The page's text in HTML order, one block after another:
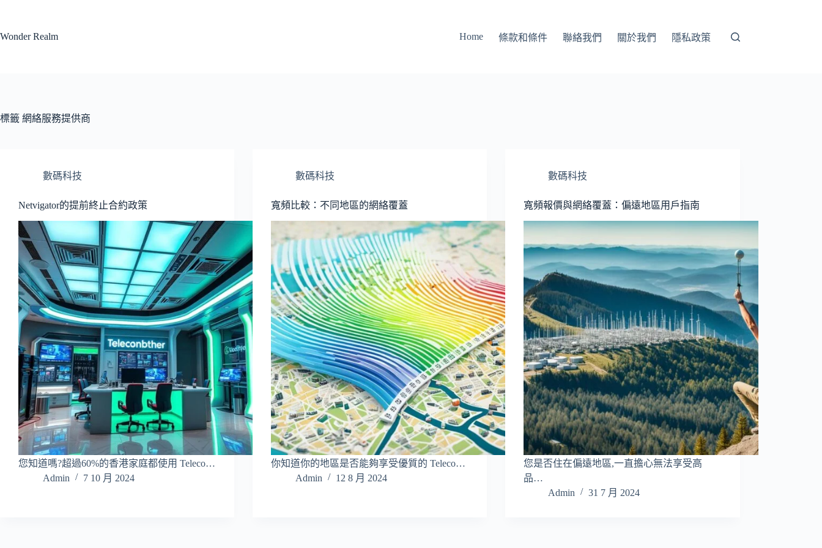
主
Wonder Realm Home 條款和條件 聯絡我們 關於我們 隱私政策
標籤 網絡服務提供商
數碼科技
Netvigator的提前終止合約政策
您知道嗎?超過60%的香港家庭都使用 Teleco…
Admin
7 10 月 2024
數碼科技
寬頻比較：不同地區的網絡覆蓋
你知道你的地區是否能夠享受優質的 Teleco…
Admin
12 8 月 2024
數碼科技
寬頻報價與網絡覆蓋：偏遠地區用戶指南
您是否住在偏遠地區,一直擔心無法享受高
品…
Admin
31 7 月 2024